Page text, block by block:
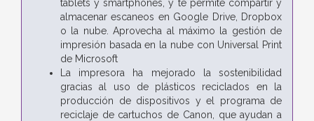
tablets y smartphones, y te permite compartir y
almacenar escaneos en Google Drive, Dropbox
o la nube. Aprovecha al máximo la gestión de
impresión basada en la nube con Universal Print
de Microsoft
La impresora ha mejorado la sostenibilidad
gracias al uso de plásticos reciclados en la
producción de dispositivos y el programa de
reciclaje de cartuchos de Canon, que ayudan a